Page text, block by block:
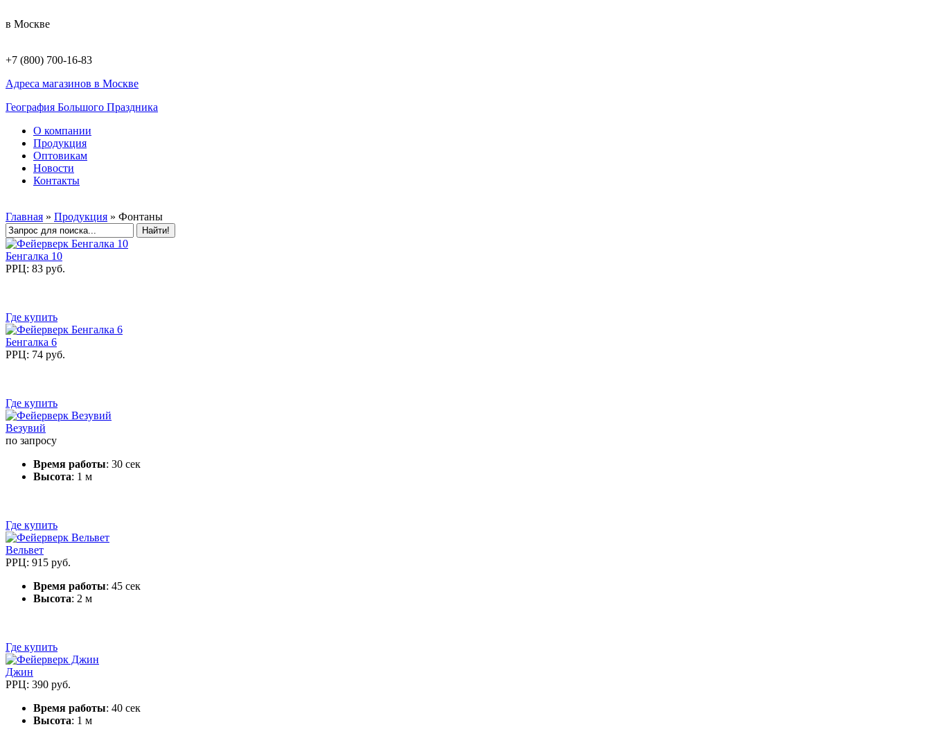
в Москве
+7 (800) 700-16-83
Адреса магазинов в Москве
География Большого Праздника
О компании
Продукция
Оптовикам
Новости
Контакты
Главная » Продукция » Фонтаны
Бенгалка 10
РРЦ: 83 руб.
Где купить
Бенгалка 6
РРЦ: 74 руб.
Где купить
Везувий
по запросу
Время работы: 30 сек
Высота: 1 м
Где купить
Вельвет
РРЦ: 915 руб.
Время работы: 45 сек
Высота: 2 м
Где купить
Джин
РРЦ: 390 руб.
Время работы: 40 сек
Высота: 1 м